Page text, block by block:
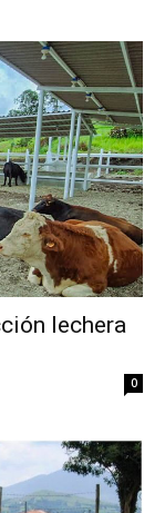
lechera
0